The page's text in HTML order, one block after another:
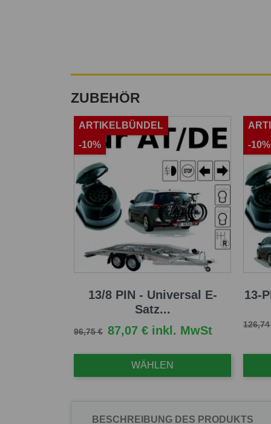
ZUBEHÖR
13/8 PIN - Universal E-
Satz...
Verkaufspreis
96,75 € Preis
87,07 € inkl. MwSt
WÄHLEN
ARTIKELBÜNDEL
-10%
13-
-10%
BESCHREIBUNG DES PRODUKTS